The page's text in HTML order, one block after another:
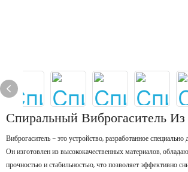
Спиральный Виброгаситель
Виброгаситель – это устройство, разработанное
Он изготовлен из высококачественных материалов,
прочностью и стабильностью, что позволяет эффективно